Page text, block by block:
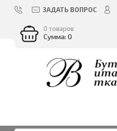
ЗАДАТЬ ВОПРОС
0 товаров
Сумма: 0